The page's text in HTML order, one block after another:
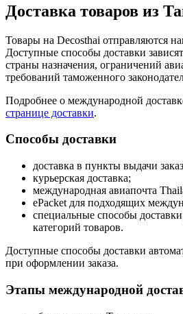
Доставка товаров из
Товары на Decosthai отправляются
Доступные способы доставки
страны назначения, ограничений
требований таможенного
Подробнее о международной
странице доставки.
Способы доставки
доставка в пункты выдачи
курьерская доставка;
международная авиапочта
ePacket для подходящих
специальные способы
категорий товаров.
Доступные способы доставки
при оформлении заказа.
Этапы международной